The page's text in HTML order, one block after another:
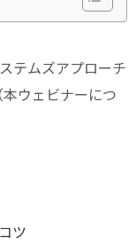
テムズアプローチ
ウェビナーにつ
ツ